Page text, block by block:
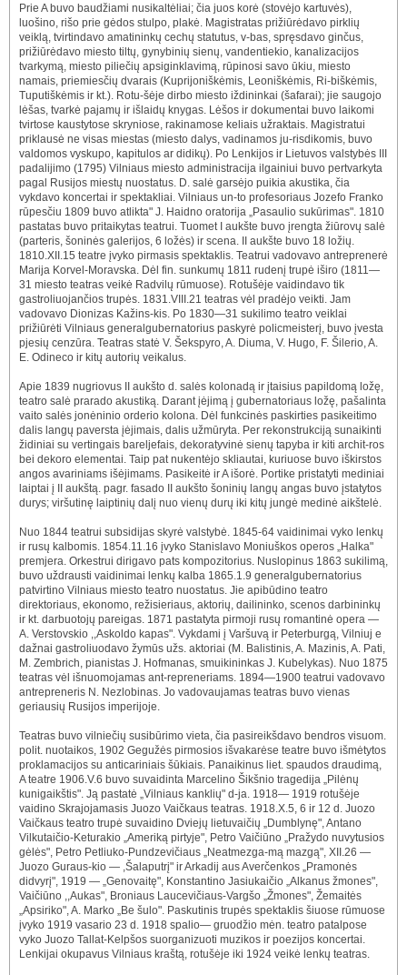
Prie A buvo baudžiami nusikaltėliai; čia juos korė (stovėjo kartuvės),
luošino, rišo prie gėdos stulpo, plakė. Magistratas prižiūrėdavo pirklių
veiklą, tvirtindavo amatininkų cechų statutus, v-bas, spręsdavo ginčus,
prižiūrėdavo miesto tiltų, gynybinių sienų, vandentiekio, kanalizacijos
tvarkymą, miesto piliečių apsiginklavimą, rūpinosi savo ūkiu, miesto
namais, priemiesčių dvarais (Kuprijoniškėmis, Leoniškėmis, Ri-biškėmis,
Tuputiškėmis ir kt.). Rotu-šėje dirbo miesto iždininkai (šafarai); jie saugojo
lėšas, tvarkė pajamų ir išlaidų knygas. Lėšos ir dokumentai buvo laikomi
tvirtose kaustytose skryniose, rakinamose keliais užraktais. Magistratui
priklausė ne visas miestas (miesto dalys, vadinamos ju-risdikomis, buvo
valdomos vyskupo, kapitulos ar didikų). Po Lenkijos ir Lietuvos valstybės III
padalijimo (1795) Vilniaus miesto administracija ilgainiui buvo pertvarkyta
pagal Rusijos miestų nuostatus. D. salė garsėjo puikia akustika, čia
vykdavo koncertai ir spektakliai. Vilniaus un-to profesoriaus Jozefo Franko
rūpesčiu 1809 buvo atlikta" J. Haidno oratorija „Pasaulio sukūrimas". 1810
pastatas buvo pritaikytas teatrui. Tuomet I aukšte buvo įrengta žiūrovų salė
(parteris, šoninės galerijos, 6 ložės) ir scena. II aukšte buvo 18 ložių.
1810.XII.15 teatre įvyko pirmasis spektaklis. Teatrui vadovavo antreprenerė
Marija Korvel-Moravska. Dėl fin. sunkumų 1811 rudenį trupė iširo (1811—
31 miesto teatras veikė Radvilų rūmuose). Rotušėje vaidindavo tik
gastroliuojančios trupės. 1831.VIII.21 teatras vėl pradėjo veikti. Jam
vadovavo Dionizas Kažins-kis. Po 1830—31 sukilimo teatro veiklai
prižiūrėti Vilniaus generalgubernatorius paskyrė policmeisterį, buvo įvesta
pjesių cenzūra. Teatras statė V. Šekspyro, A. Diuma, V. Hugo, F. Šilerio, A.
E. Odineco ir kitų autorių veikalus.
Apie 1839 nugriovus II aukšto d. salės kolonadą ir įtaisius papildomą ložę,
teatro salė prarado akustiką. Darant įėjimą į gubernatoriaus ložę, pašalinta
vaito salės jonėninio orderio kolona. Dėl funkcinės paskirties pasikeitimo
dalis langų paversta įėjimais, dalis užmūryta. Per rekonstrukciją sunaikinti
židiniai su vertingais bareljefais, dekoratyvinė sienų tapyba ir kiti archit-ros
bei dekoro elementai. Taip pat nukentėjo skliautai, kuriuose buvo iškirstos
angos avariniams išėjimams. Pasikeitė ir A išorė. Portike pristatyti mediniai
laiptai į II aukštą. pagr. fasado II aukšto šoninių langų angas buvo įstatytos
durys; viršutinę laiptinių dalį nuo vienų durų iki kitų jungė medinė aikštelė.
Nuo 1844 teatrui subsidijas skyrė valstybė. 1845-64 vaidinimai vyko lenkų
ir rusų kalbomis. 1854.11.16 įvyko Stanislavo Moniuškos operos „Halka"
premjera. Orkestrui dirigavo pats kompozitorius. Nuslopinus 1863 sukilimą,
buvo uždrausti vaidinimai lenkų kalba 1865.1.9 generalgubernatorius
patvirtino Vilniaus miesto teatro nuostatus. Jie apibūdino teatro
direktoriaus, ekonomo, režisieriaus, aktorių, dailininko, scenos darbininkų
ir kt. darbuotojų pareigas. 1871 pastatyta pirmoji rusų romantinė opera —
A. Verstovskio ,,Askoldo kapas". Vykdami į Varšuvą ir Peterburgą, Vilniuj e
dažnai gastroliuodavo žymūs užs. aktoriai (M. Balistinis, A. Mazinis, A. Pati,
M. Zembrich, pianistas J. Hofmanas, smuikininkas J. Kubelykas). Nuo 1875
teatras vėl išnuomojamas ant-repreneriams. 1894—1900 teatrui vadovavo
antrepreneris N. Nezlobinas. Jo vadovaujamas teatras buvo vienas
geriausių Rusijos imperijoje.
Teatras buvo vilniečių susibūrimo vieta, čia pasireikšdavo bendros visuom.
polit. nuotaikos, 1902 Gegužės pirmosios išvakarėse teatre buvo išmėtytos
proklamacijos su anticariniais šūkiais. Panaikinus liet. spaudos draudimą,
A teatre 1906.V.6 buvo suvaidinta Marcelino Šikšnio tragedija „Pilėnų
kunigaikštis". Ją pastatė „Vilniaus kanklių" d-ja. 1918— 1919 rotušėje
vaidino Skrajojamasis Juozo Vaičkaus teatras. 1918.X.5, 6 ir 12 d. Juozo
Vaičkaus teatro trupė suvaidino Dviejų lietuvaičių „Dumblynę", Antano
Vilkutaičio-Keturakio „Ameriką pirtyje", Petro Vaičiūno „Pražydo nuvytusios
gėlės", Petro Petliuko-Pundzevičiaus „Neatmezga-mą mazgą", XII.26 —
Juozo Guraus-kio — ,Šalaputrį" ir Arkadij aus Averčenkos „Pramonės
didvyrį", 1919 — „Genovaitę", Konstantino Jasiukaičio „Alkanus žmones",
Vaičiūno ,,Aukas", Broniaus Laucevičiaus-Vargšo „Žmones", Žemaitės
„Apsiriko", A. Marko „Be šulo". Paskutinis trupės spektaklis šiuose rūmuose
įvyko 1919 vasario 23 d. 1918 spalio— gruodžio mėn. teatro patalpose
vyko Juozo Tallat-Kelpšos suorganizuoti muzikos ir poezijos koncertai.
Lenkijai okupavus Vilniaus kraštą, rotušėje iki 1924 veikė lenkų teatras.